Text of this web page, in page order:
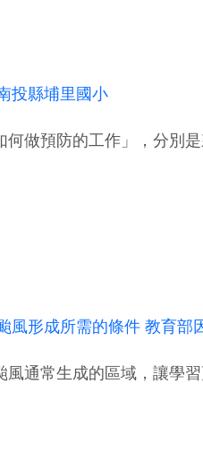
投縣埔里國小
做預防的工作」，分別
風形成所需的條件 教育
通常生成的區域，讓學習